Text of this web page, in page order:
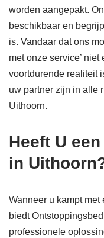
worden aangepakt.
beschikbaar en
is. Vandaar dat ons
met onze service’
voortdurende realiteit
uw partner zijn in alle
Uithoorn.
Heeft U
in
Wanneer u kampt met
biedt
professionele